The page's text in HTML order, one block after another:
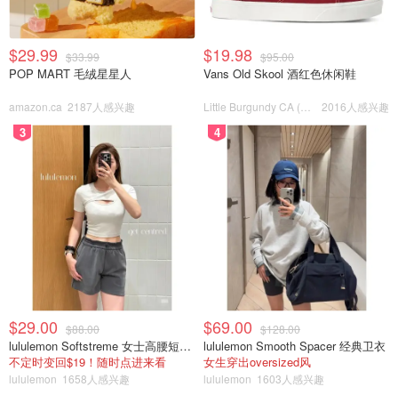
$29.99 $33.99
POP MART 毛绒星星人
amazon.ca 2187人感兴趣
$19.98 $95.00
Vans Old Skool 酒红色休闲鞋
2016人感兴趣
3
$29.00 $88.00
lululemon Softstreme 女士高腰短裤 10cm
不定时变回$19！随时点进来看
lululemon 1658人感兴趣
4
$69.00 $128.00
lululemon Smooth Spacer 经典卫衣
女生穿出oversized风
lululemon 1603人感兴趣